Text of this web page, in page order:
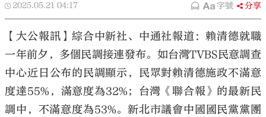
2025.05.21 04:17 字號 分享
【大公報訊】綜合中新社、中通社報道：賴清德就職
一年前夕，多個民調接連發布。如台灣TVBS民意調查
中心近日公布的民調顯示，民眾對賴清德施政不滿意
度達55%，滿意度為32%；台灣《聯合報》的最新民
調中，不滿意度為53%。新北市議會中國國民黨黨團